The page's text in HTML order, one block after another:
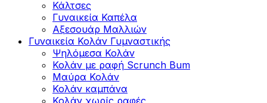
Κάλτσες
Γυναικεία Καπέλα
Αξεσουάρ Μαλλιών
Γυναικεία Κολάν Γυμναστικής
Ψηλόμεσα Κολάν
Κολάν με ραφή Scrunch Bum
Μαύρα Κολάν
Κολάν καμπάνα
Κολάν χωρίς ραφές